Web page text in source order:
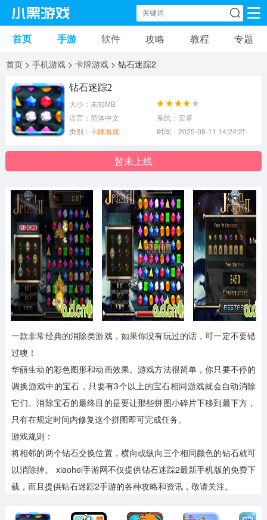
手机游戏 手机软件
安卓游戏
益智游戏 音乐游戏 传奇游戏
竞速游戏 模拟游戏 体育游戏
策略游戏 文字游戏 角色扮演
首页 手游 软件 攻略 教程 专题
首页 > 手机游戏 > 卡牌游戏 > 钻石迷踪2
钻石迷踪2
大小：未知MB
语言：简体中文
系统：安卓
类别： 卡牌游戏 时间：2025-08-11 14:24:25
暂未上线
一款非常经典的消除类游戏，如果你没有玩过的话，可一定不要错
过噢！
华丽生动的彩色图形和动画效果。游戏方法很简单，你只要不停的
调换游戏中的宝石，只要有3个以上的宝石相同游戏就会自动消除
它们。消除宝石的最终目的是要让那些拼图小碎片下移到最下方，
只有在规定时间内修复这个拼图即可完成任务。
游戏规则：
将相邻的两个钻石交换位置，横向或纵向三个相同颜色的钻石就可
以消除掉。 xiaohei手游网不仅提供钻石迷踪2最新手机版的免费下
载，而且提供钻石迷踪2手游的各种攻略和资讯，敬请关注。